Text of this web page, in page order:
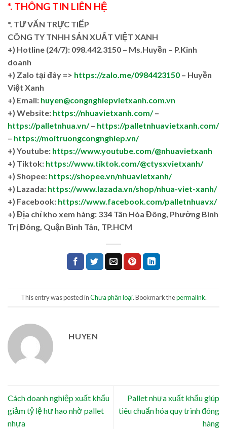
*. THÔNG TIN LIÊN HỆ
*. TƯ VẤN TRỰC TIẾP
CÔNG TY TNHH SẢN XUẤT VIỆT XANH
+) Hotline (24/7): 098.442.3150 – Ms.Huyền – P.Kinh
doanh
+) Zalo tại đây => https://zalo.me/0984423150 – Huyền
Việt Xanh
+) Email: huyen@congnghiepvietxanh.com.vn
+) Website: https://nhuavietxanh.com/–
https://palletnhua.vn/– https://palletnhuavietxanh.com/
– https://moitruongcongnghiep.vn/
+) Youtube: https://www.youtube.com/@nhuavietxanh
+) Tiktok: https://www.tiktok.com/@ctysxvietxanh/
+) Shopee: https://shopee.vn/nhuavietxanh/
+) Lazada: https://www.lazada.vn/shop/nhua-viet-xanh/
+) Facebook: https://www.facebook.com/palletnhuavx/
+) Địa chỉ kho xem hàng: 334 Tân Hòa Đông, Phường Bình
Trị Đông, Quận Bình Tân, TP.HCM
This entry was posted inChưa phân loại. Bookmark thepermalink.
HUYEN
Cách doanh nghiệp xuất khẩu
giảm tỷ lệ hư hao nhờ pallet
nhựa
Pallet nhựa xuất khẩu giúp
tiêu chuẩn hóa quy trình đóng
hàng